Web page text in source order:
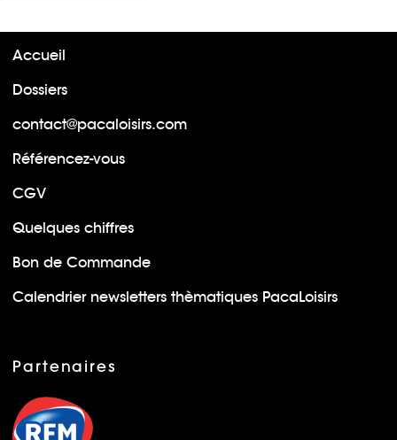
Accueil
Dossiers
contact@pacaloisirs.com
Référencez-vous
CGV
Quelques chiffres
Bon de Commande
Calendrier newsletters thèmatiques PacaLoisirs
Partenaires